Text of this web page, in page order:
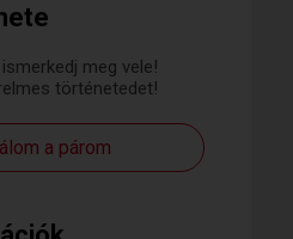
meg vele!
történetedet!
a párom